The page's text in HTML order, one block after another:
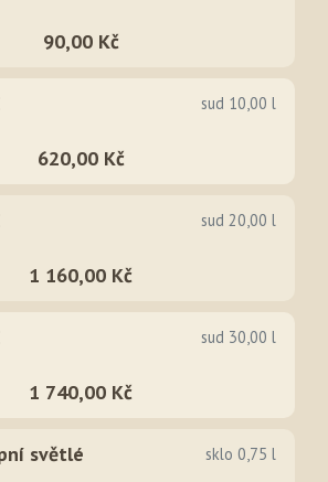
90,00 Kč
sud 10,00 l
620,00 Kč
sud 20,00 l
1 160,00 Kč
sud 30,00 l
1 740,00 Kč
světlé sklo 0,75 l